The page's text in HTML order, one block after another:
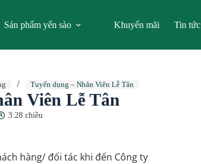
Sản phẩm yến sào Khuyến mãi Tin tức
Tuyển dụng – Nhân Viên Lễ Tân
Viên Lễ Tân
3:28 chiều
hàng/ đối tác khi đến Công ty